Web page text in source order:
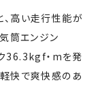
、高い走行性能が
筒エンジン
36.3kgf・mを発
軽快で爽快感のあ